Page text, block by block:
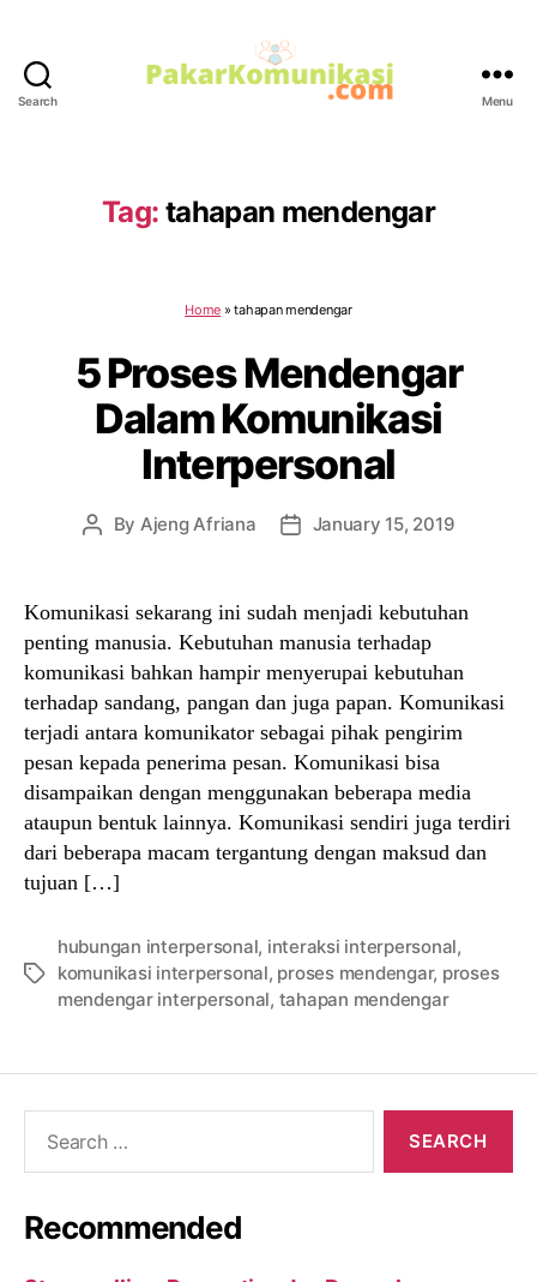
Search Menu
Tag: tahapan mendengar
Home »tahapan mendengar
5 Proses Mendengar
Dalam Komunikasi
Interpersonal
Post
By Ajeng Afriana
PostJanuary 15, 2019
Komunikasi sekarang ini sudah menjadi kebutuhan
penting manusia. Kebutuhan manusia terhadap
komunikasi bahkan hampir menyerupai kebutuhan
terhadap sandang, pangan dan juga papan. Komunikasi
terjadi antara komunikator sebagai pihak pengirim
pesan kepada penerima pesan. Komunikasi bisa
disampaikan dengan menggunakan beberapa media
ataupun bentuk lainnya. Komunikasi sendiri juga terdiri
dari beberapa macam tergantung dengan maksud dan
tujuan […]
Tags
hubungan interpersonal, interaksi interpersonal,
komunikasi interpersonal, proses mendengar, proses
mendengar interpersonal, tahapan mendengar
Recommended